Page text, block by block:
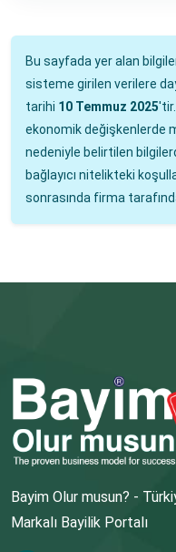
Bu sayfada yer alan
sisteme girilen verilere
tarihi 10 Temmuz 2025
ekonomik değişkenlerde
nedeniyle belirtilen
bağlayıcı nitelikteki
sonrasında firma
Bayim Olur musun? -
Markalı Bayilik Portalı